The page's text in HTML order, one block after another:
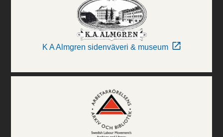
K A Almgren sidenväveri & museum